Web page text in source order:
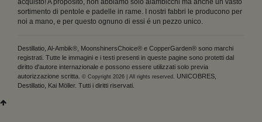
acquisto! A proposito, non abbiamo solo alambicchi ma anche un vasto
sortimento di pentole e padelle in rame. I nostri fabbri le producono per
noi a mano, e per questo ognuno di essi é un pezzo unico.
Destillatio, Al-Ambik®, MoonshinersChoice® e CopperGarden® sono marchi
registrati. Tutte le immagini e i testi presenti in queste pagine sono protetti dal
diritto d'autore internazionale e possono essere utilizzati solo previa
autorizzazione scritta. © Copyright 2026 | All rights reserved. UNICOBRES,
Destillatio, Kai Möller. Tutti i diritti riservati.